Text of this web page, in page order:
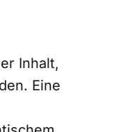
Inhalt,
Eine